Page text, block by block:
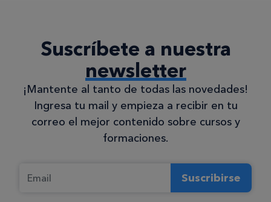
Suscríbete a nuestra
newsletter
¡Mantente al tanto de todas las novedades!
Ingresa tu mail y empieza a recibir en tu
correo el mejor contenido sobre cursos y
formaciones.
Suscribirse